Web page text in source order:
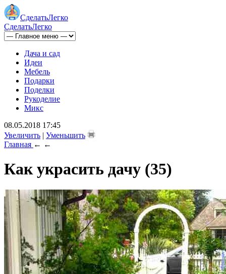
СделатьЛегко
СделатьЛегко
Дача и сад
Идеи
Мебель
Подарки
Поделки
Рукоделие
Микс
08.05.2018 17:45
Увеличить | Уменьшить
Главная ← ←
Как украсить дачу (35)